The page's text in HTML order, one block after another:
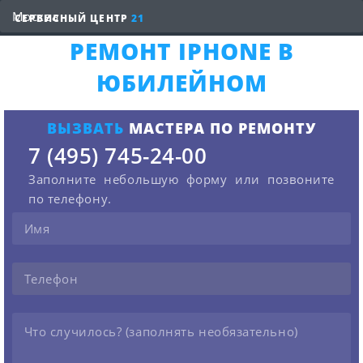
СЕРВИСНЫЙ ЦЕНТР 21
РЕМОНТ IPHONE В
ЮБИЛЕЙНОМ
ВЫЗВАТЬ МАСТЕРА ПО РЕМОНТУ
7 (495) 745-24-00
Заполните небольшую форму или позвоните
по телефону.